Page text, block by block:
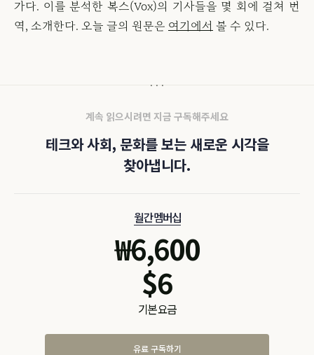
가다. 이를 분석한 복스(Vox)의 기사들을 몇 회에 걸쳐 번
역, 소개한다. 오늘 글의 원문은 여기에서 볼 수 있다.
계속 읽으시려면 지금 구독해주세요
테크와 사회, 문화를 보는 새로운 시각을
찾아냅니다.
월간 멤버십
₩6,600
$6
기본 요금
유료 구독하기